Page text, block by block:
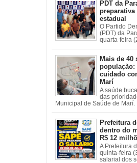
PDT da
preparativa
estadual
O Partido
(PDT) da
quarta-feira
Mais de
população:
cuidado
Marí
A saúde
das
Municipal de Saúde de Marí.
Prefeitura
dentro do
R$ 12
A Prefeitura
quinta-feira
salarial dos